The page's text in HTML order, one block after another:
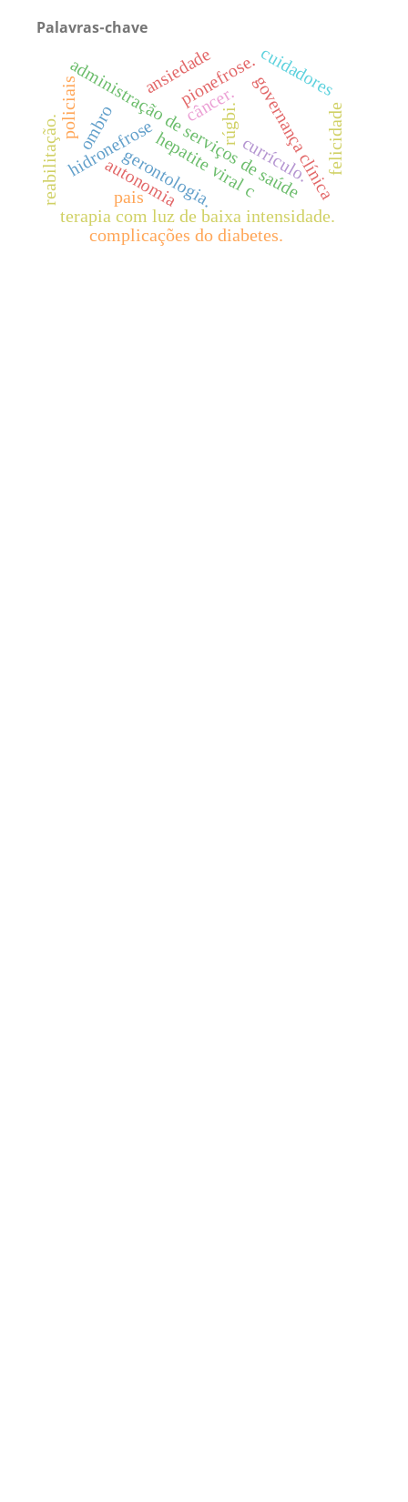
Palavras-chave
hepatite viral c
terapia com luz de baixa intensidade.
administração de serviços de saúde
governança clínica
pionefrose.
hidronefrosegerontologia.
autonomia
rúgbi.
ombro
reabilitação. felicidade
pais
cuidadores
ansiedade
câncer.
complicações do diabetes.
policiais
currículo.